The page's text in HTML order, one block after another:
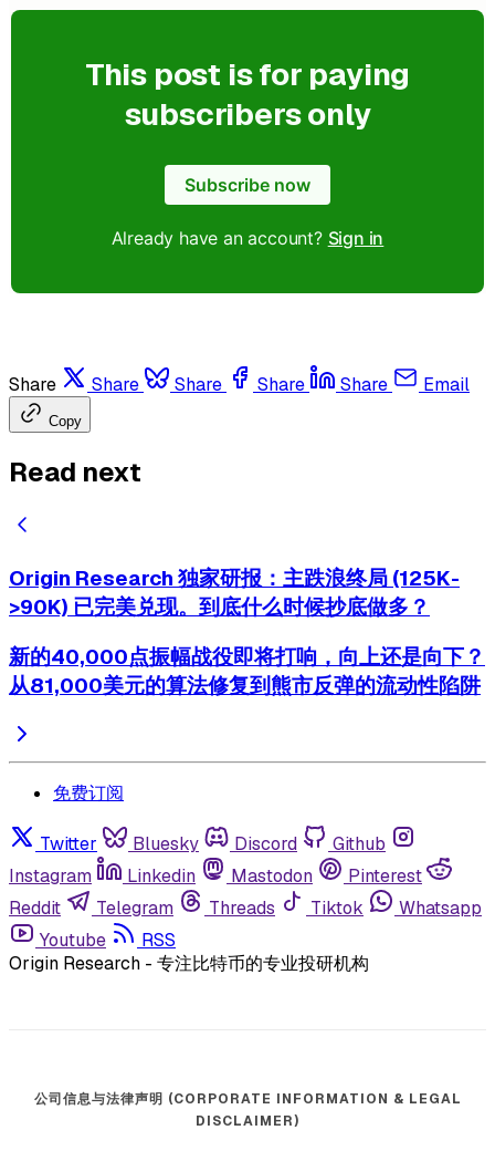
This post is for paying
subscribers only
Subscribe now
Already have an account? Sign in
Share Share Share Share Share Email
Copy
Read next
Origin Research 独家研报：主跌浪终局 (125K-
>90K) 已完美兑现。到底什么时候抄底做多？
新的40,000点振幅战役即将打响，向上还是向下？
从81,000美元的算法修复到熊市反弹的流动性陷阱
免费订阅
Twitter Bluesky Discord
Github
Instagram
Linkedin Mastodon
Pinterest
Reddit
Telegram Threads Tiktok
Whatsapp
Youtube
RSS
Origin Research - 专注比特币的专业投研机构
公司信息与法律声明 (CORPORATE INFORMATION & LEGAL
DISCLAIMER)